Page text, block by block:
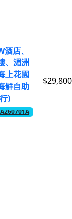
店、
、湄洲
上花園
鮮自助
)
$29,800